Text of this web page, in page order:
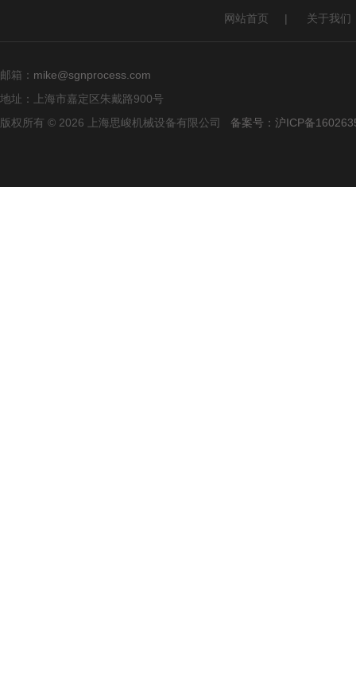
网站首页 | 关于我们
邮箱： mike@sgnprocess.com
地址：上海市嘉定区朱戴路900号
版权所有 © 2026 上海思峻机械设备有限公司 备案号：沪ICP备